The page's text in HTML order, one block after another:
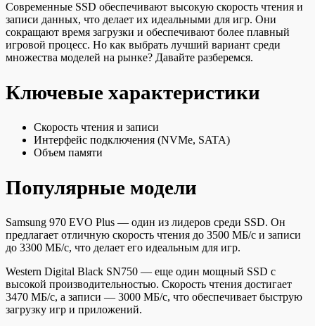
Современные SSD обеспечивают высокую скорость чтения и
записи данных, что делает их идеальными для игр. Они
сокращают время загрузки и обеспечивают более плавный
игровой процесс. Но как выбрать лучший вариант среди
множества моделей на рынке? Давайте разберемся.
Ключевые характеристики
Скорость чтения и записи
Интерфейс подключения (NVMe, SATA)
Объем памяти
Популярные модели
Samsung 970 EVO Plus — один из лидеров среди SSD. Он
предлагает отличную скорость чтения до 3500 МБ/с и записи
до 3300 МБ/с, что делает его идеальным для игр.
Western Digital Black SN750 — еще один мощный SSD с
высокой производительностью. Скорость чтения достигает
3470 МБ/с, а записи — 3000 МБ/с, что обеспечивает быструю
загрузку игр и приложений.